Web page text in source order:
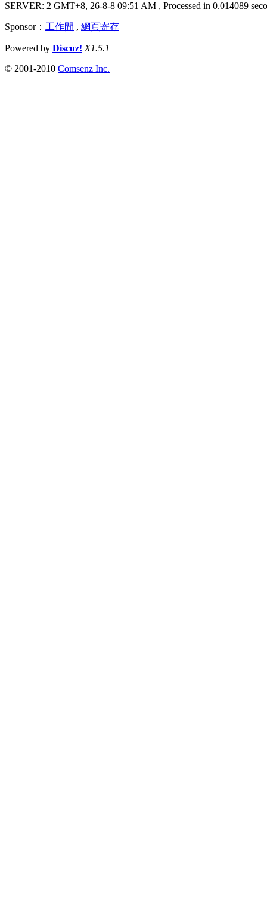
SERVER: 2 GMT+8, 26-8-8 09:51 AM , Processed in 0.014089
Sponsor： 工作間 , 網頁寄存
Powered by Discuz! X1.5.1
© 2001-2010 Comsenz Inc.